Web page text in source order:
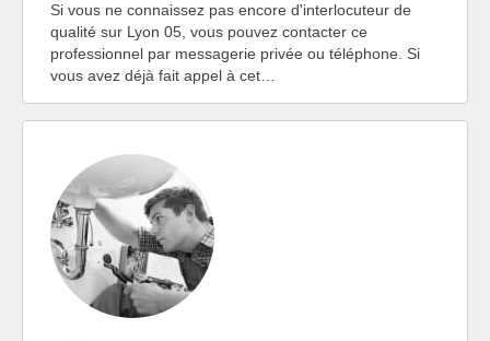
Si vous ne connaissez pas encore d'interlocuteur de
qualité sur Lyon 05, vous pouvez contacter ce
professionnel par messagerie privée ou téléphone. Si
vous avez déjà fait appel à cet…